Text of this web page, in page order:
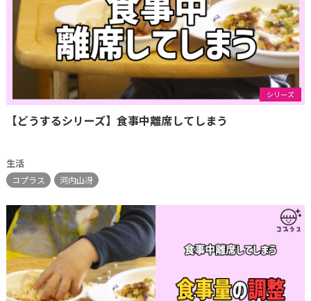
シリーズ
【どうするシリーズ】食事中離席してしまう
生活
コプラス 河内山冴